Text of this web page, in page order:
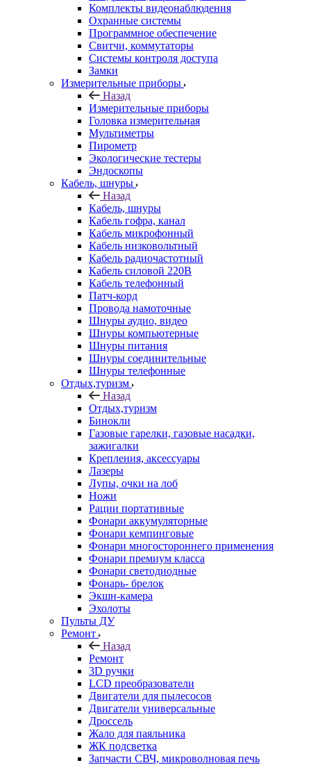
Комплекты видеонаблюдения
Охранные системы
Программное обеспечение
Свитчи, коммутаторы
Системы контроля доступа
Замки
Измерительные приборы
Назад
Измерительные приборы
Головка измерительная
Мультиметры
Пирометр
Экологические тестеры
Эндоскопы
Кабель, шнуры
Назад
Кабель, шнуры
Кабель гофра, канал
Кабель микрофонный
Кабель низковольтный
Кабель радиочастотный
Кабель силовой 220В
Кабель телефонный
Патч-корд
Провода намоточные
Шнуры аудио, видео
Шнуры компьютерные
Шнуры питания
Шнуры соединительные
Шнуры телефонные
Отдых,туризм
Назад
Отдых,туризм
Бинокли
Газовые гарелки, газовые насадки,
зажигалки
Крепления, аксессуары
Лазеры
Лупы, очки на лоб
Ножи
Рации портативные
Фонари аккумуляторные
Фонари кемпинговые
Фонари многостороннего применения
Фонари премиум класса
Фонари светодиодные
Фонарь- брелок
Экшн-камера
Эхолоты
Пульты ДУ
Ремонт
Назад
Ремонт
3D ручки
LCD преобразователи
Двигатели для пылесосов
Двигатели универсальные
Дроссель
Жало для паяльника
ЖК подсветка
Запчасти СВЧ, микроволновая печь